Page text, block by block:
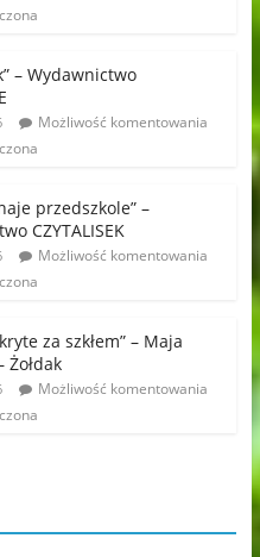
– Wydawnictwo
Możliwość komentowania
przedszkole” –
CZYTALISEK
Możliwość komentowania
za szkłem” – Maja
Żołdak
Możliwość komentowania